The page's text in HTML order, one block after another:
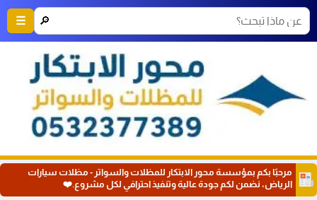
🔎
☰
مرحبًا بكم بمؤسسة محور الابتكار للمظلات والسواتر - مظلات سيارات
الرياض، نضمن لكم جودة عالية وتنفيذ احترافي لكل مشروع.❤️